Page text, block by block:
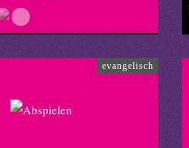
evangelisch